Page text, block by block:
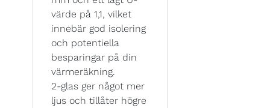
värde på 1,1, vilket
innebär god isolering
och potentiella
besparingar på din
värmeräkning.
2-glas ger något mer
ljus och tillåter högre